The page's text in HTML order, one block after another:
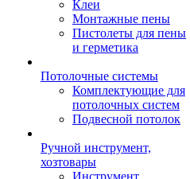
Клеи
Монтажные пены
Пистолеты для пены
и герметика
Потолочные системы
Комплектующие для
потолочных систем
Подвесной потолок
Ручной инструмент,
хозтовары